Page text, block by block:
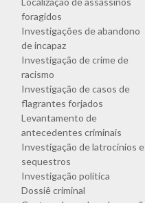
foragidos
Investigações de abandono
de incapaz
Investigação de crime de
racismo
Investigação de casos de
flagrantes forjados
Levantamento de
antecedentes criminais
Investigação de latrocínios e
sequestros
Investigação política
Dossiê criminal